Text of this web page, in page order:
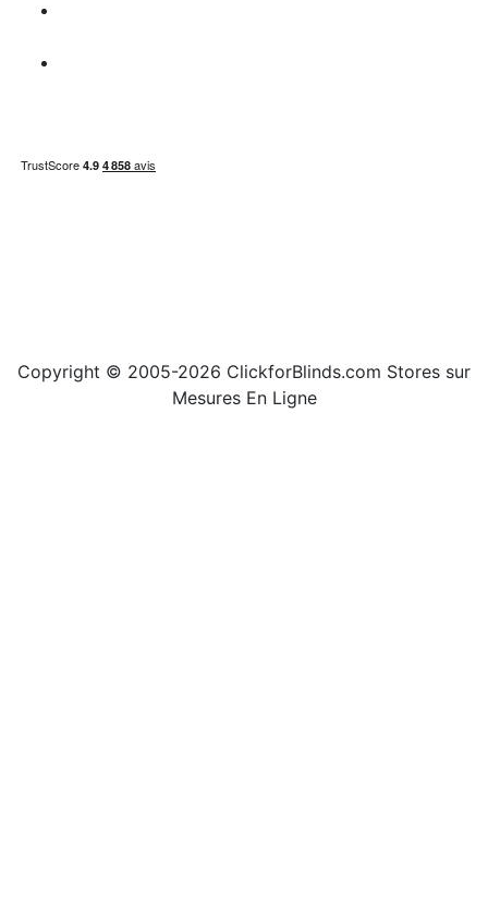
Copyright © 2005-2026 ClickforBlinds.com Stores sur
Mesures En Ligne